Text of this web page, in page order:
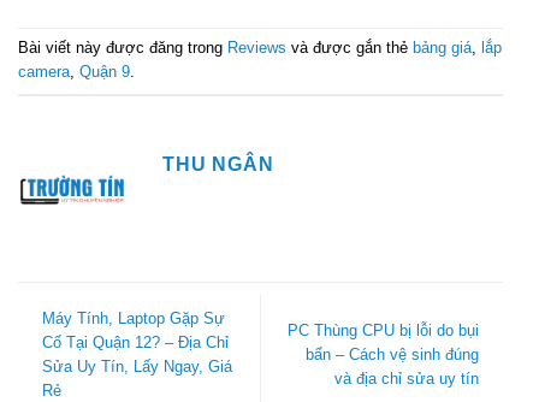
Bài viết này được đăng trong Reviews và được gắn thẻ bảng giá, lắp
camera, Quận 9.
THU NGÂN
Máy Tính, Laptop Gặp Sự
Cố Tại Quận 12? – Địa Chỉ
Sửa Uy Tín, Lấy Ngay, Giá
Rẻ
PC Thùng CPU bị lỗi do bụi
bẩn – Cách vệ sinh đúng
và địa chỉ sửa uy tín